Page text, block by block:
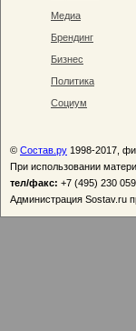
Медиа
Брендинг
Бизнес
Политика
Социум
© Состав.ру 1998-2017,
При использовании
тел/факс: +7 (495) 230
Администрация Sostav.ru